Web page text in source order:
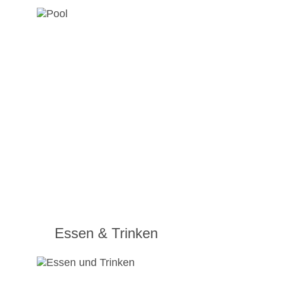
Essen & Trinken